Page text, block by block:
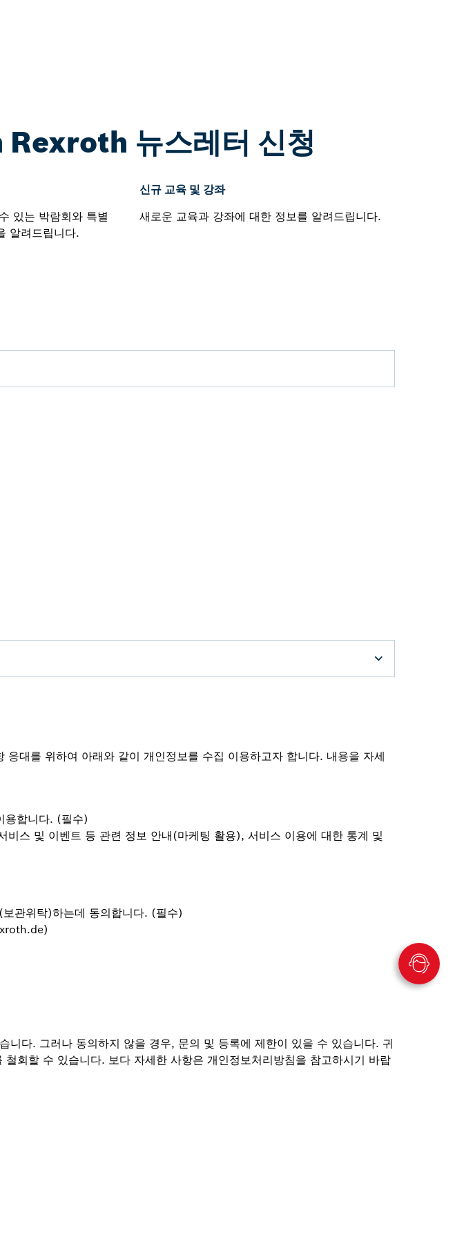
Rexroth 뉴스레터 신청
있는 박람회와 특별
알려드립니다.
신규 교육 및 강좌
새로운 교육과 강좌에 대한 정보를 알려드립니다.
대를 위하여 아래와 같이 개인정보를 수집 이용하고자 합니다. 내용을 자세
용합니다. (필수)
스 및 이벤트 등 관련 정보 안내(마케팅 활용), 서비스 이용에 대한 통계 및
관위탁)하는데 동의합니다. (필수)
다. 그러나 동의하지 않을 경우, 문의 및 등록에 제한이 있을 수 있습니다. 귀
할 수 있습니다. 보다 자세한 사항은 개인정보처리방침을 참고하시기 바랍